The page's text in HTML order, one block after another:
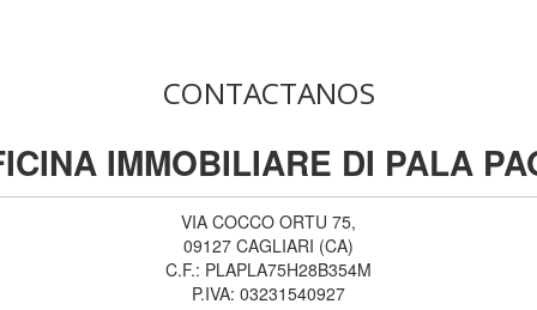
CONTACTANOS
IMMOBILIARE DI PALA
VIA COCCO ORTU 75,
09127 CAGLIARI (CA)
C.F.: PLAPLA75H28B354M
P.IVA: 03231540927